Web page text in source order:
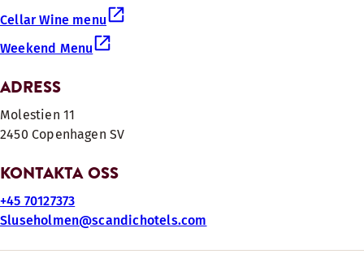
Cellar Wine menu
Weekend Menu
ADRESS
Molestien 11
2450 Copenhagen SV
KONTAKTA OSS
+45 70127373
Sluseholmen@scandichotels.com